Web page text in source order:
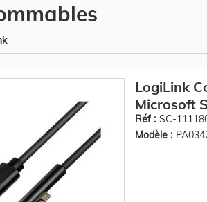
LogiLink
Microsoft
Réf : SC-
Modèle :